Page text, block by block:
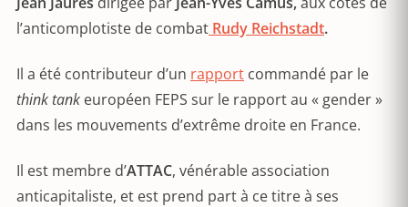
l’anticomplotiste de combat Rudy Reichstadt.
Il a été contributeur d’un rapport commandé par le
think tank européen FEPS sur le rapport au « gender »
dans les mouvements d’extrême droite en France.
Il est membre d’ATTAC, vénérable association
anticapitaliste, et est prend part à ce titre à ses